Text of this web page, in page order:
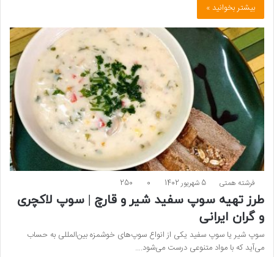
بیشتر بخوانید »
فرشته همتی 5 شهریور 1402 0
250
طرز تهیه سوپ سفید شیر و قارچ | سوپ لاکچری
و گران ایرانی
سوپ شیر یا سوپ سفید یکی از انواع سوپ‌های خوشمزه بین‌المللی به حساب
می‌آید که با مواد متنوعی درست می‌شود.…